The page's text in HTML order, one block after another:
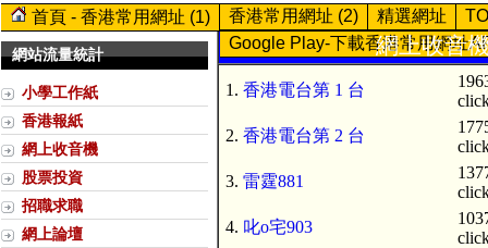
首頁 - 香港常用網址 (1) 香港常用網址 (2) 精選網址
Google Play-下載香港常用網址
網站流量統計
小學工作紙
香港報紙
網上收音機
股票投資
招職求職
網上論壇
網上收音
1. 香港電台第 1 台
2. 香港電台第 2 台
3. 雷霆881
4. 叱o宅903